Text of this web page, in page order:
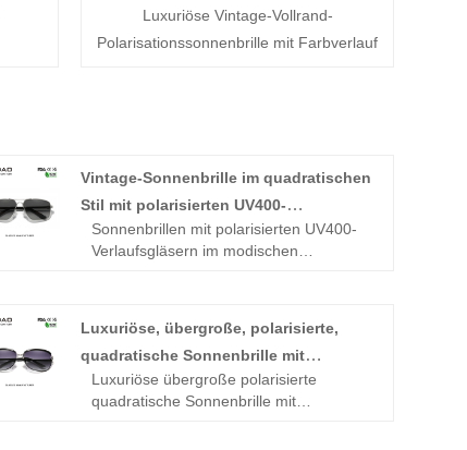
Luxuriöse Vintage-Vollrand-
Polarisationssonnenbrille mit Farbverlauf
Vintage-Sonnenbrille im quadratischen
Stil mit polarisierten UV400-
Verlaufsgläsern
Sonnenbrillen mit polarisierten UV400-
Verlaufsgläsern im modischen
Merkmale:
HD-polarisierte Polycarbonatgläser mit
UV400- und Anti-Flecken-Beschichtung
Leichter Aluminiumrahmen mit
Luxuriöse, übergroße, polarisierte,
quadratische Sonnenbrille mit
Farbverlauf für Damen
Luxuriöse übergroße polarisierte
quadratische Sonnenbrille mit